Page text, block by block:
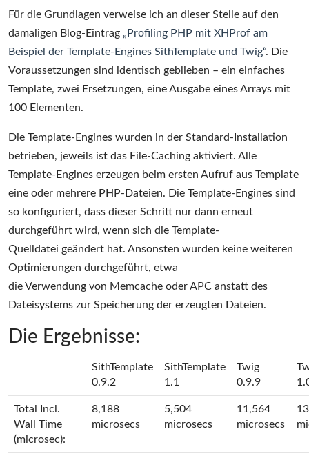
–
h2o
Für die Grundlagen verweise ich an dieser Stelle auf den
damaligen Blog-Eintrag „Profiling PHP mit XHProf am
Beispiel der Template-Engines SithTemplate und Twig“. Die
Voraussetzungen sind identisch geblieben – ein einfaches
Template, zwei Ersetzungen, eine Ausgabe eines Arrays mit
100 Elementen.
Die Template-Engines wurden in der Standard-Installation
betrieben, jeweils ist das File-Caching aktiviert. Alle
Template-Engines erzeugen beim ersten Aufruf aus Template
eine oder mehrere PHP-Dateien. Die Template-Engines sind
so konfiguriert, dass dieser Schritt nur dann erneut
durchgeführt wird, wenn sich die Template-
Quelldatei geändert hat. Ansonsten wurden keine weiteren
Optimierungen durchgeführt, etwa
die Verwendung von Memcache oder APC anstatt des
Dateisystems zur Speicherung der erzeugten Dateien.
Die Ergebnisse:
SithTemplate
0.9.2
SithTemplate
1.1
Twig
0.9.9
Total Incl.
Wall Time
(microsec):
8,188
microsecs
5,504
microsecs
11,564
microsecs